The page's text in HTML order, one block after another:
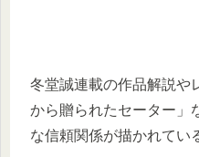
冬堂誠連載の作品解説や
から贈られたセーター」
な信頼関係が描かれてい